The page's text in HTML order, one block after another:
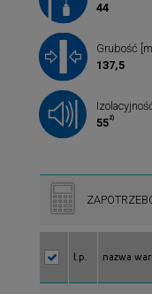
44
Grubość
137,5
552)
l.p. nazwa